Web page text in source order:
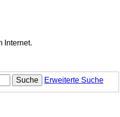
Internet.
Suche Erweiterte Suche